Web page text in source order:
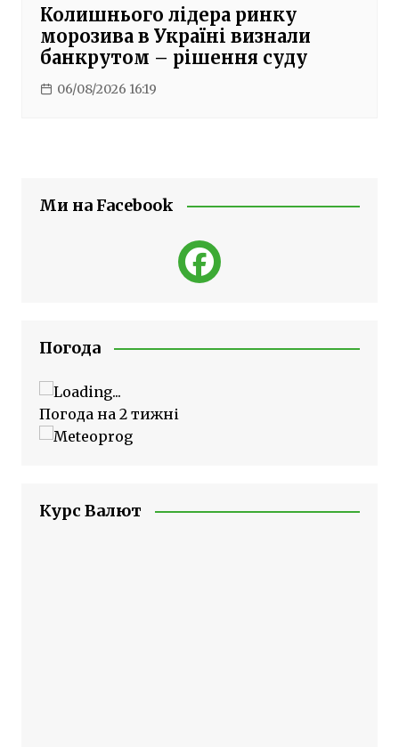
Колишнього лідера ринку
морозива в Україні визнали
банкрутом – рішення суду
06/08/2026 16:19
Ми на Facebook
Погода
Погода на 2 тижні
Курс Валют